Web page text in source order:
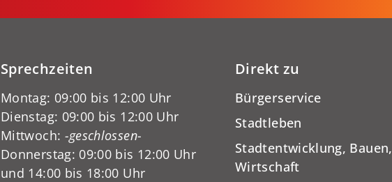
Sprechzeiten
Montag: 09:00 bis 12:00 Uhr
Dienstag: 09:00 bis 12:00 Uhr
Mittwoch: -geschlossen-
Donnerstag: 09:00 bis 12:00 Uhr
und 14:00 bis 18:00 Uhr
Direkt zu
Bürgerservice
Stadtleben
Stadtentwicklung, Bauen,
Wirtschaft